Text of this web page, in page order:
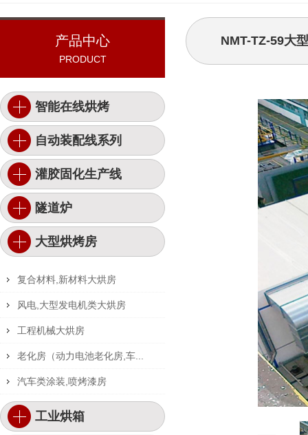
产品中心
PRODUCT
智能在线烘烤
自动装配线系列
灌胶固化生产线
隧道炉
大型烘烤房
复合材料,新材料大烘房
风电,大型发电机类大烘房
工程机械大烘房
老化房（动力电池老化房,车...
汽车类涂装,喷烤漆房
工业烘箱
NMT-TZ-59大